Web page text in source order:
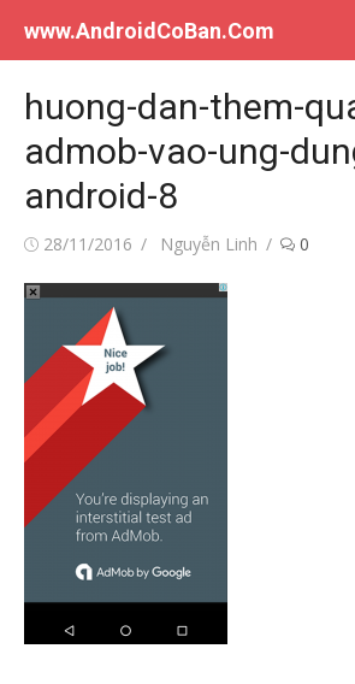
dung
www.AndroidCoBan.Com
huong-dan-them-
admob-vao-ung-
android-8
Đăng28/11/2016
Tác
Nguyễn Linh 0